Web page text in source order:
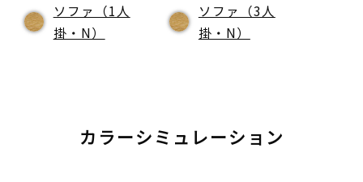
ソファ（1人
掛・N）
ソファ（3人
掛・N）
カラーシミュレーション